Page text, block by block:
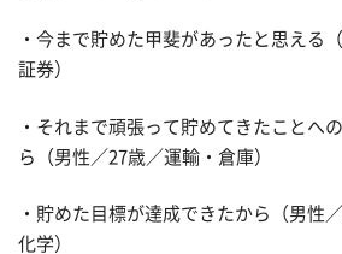
・今まで貯めた甲斐があったと思える
証券）
・それまで頑張って貯めてきたことへ
ら（男性／27歳／運輸・倉庫）
・貯めた目標が達成できたから（男性
化学）